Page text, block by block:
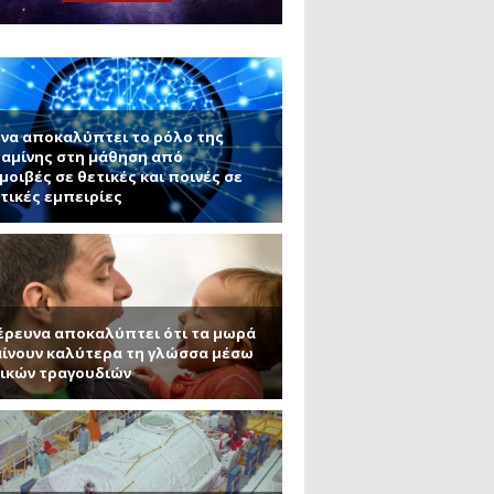
και πυριτένιο (Μέρος
ΜΙΤ)
ΑΠΘ)
αποκαλύπτει το ρόλο της
στη μάθηση από
σε θετικές και ποινές σε
εμπειρίες
αποκαλύπτει ότι τα μωρά
καλύτερα τη γλώσσα μέσω
τραγουδιών